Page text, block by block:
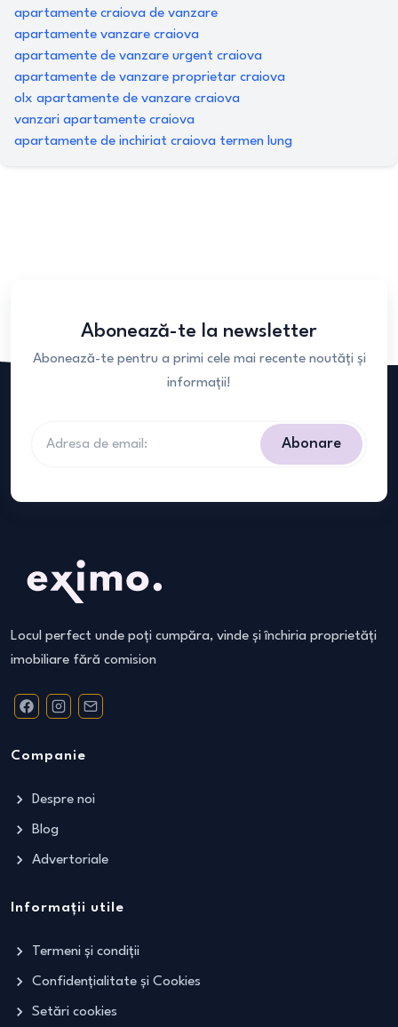
apartamente craiova de vanzare
apartamente vanzare craiova
apartamente de vanzare urgent craiova
apartamente de vanzare proprietar craiova
olx apartamente de vanzare craiova
vanzari apartamente craiova
apartamente de inchiriat craiova termen lung
Abonează-te la newsletter
Abonează-te pentru a primi cele mai recente noutăți și
informații!
Abonare
Locul perfect unde poți cumpăra, vinde și închiria proprietăți
imobiliare fără comision
Companie
Despre noi
Blog
Advertoriale
Informații utile
Termeni și condiții
Confidențialitate și Cookies
Setări cookies